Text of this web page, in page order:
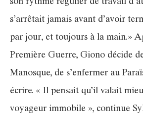
son rythme régulier de travail
s’arrêtait jamais avant d’avoir
par jour, et toujours à la main.»
Première Guerre, Giono décide
Manosque, de s’enfermer au
écrire. « Il pensait qu’il valait
voyageur immobile », continue